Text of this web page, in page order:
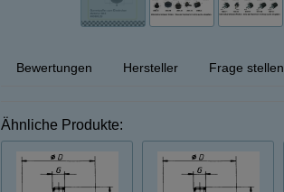
Bewertungen Hersteller Frage stellen
Ähnliche Produkte: